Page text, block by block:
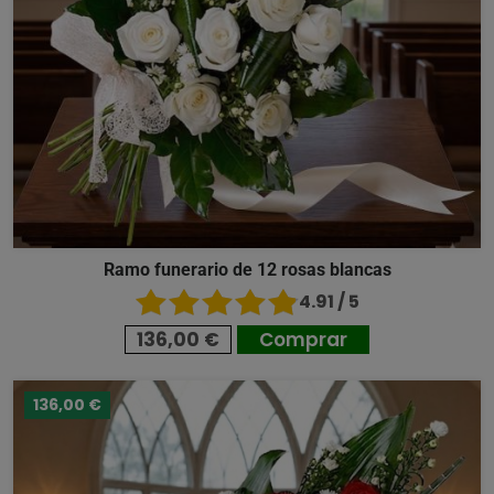
Ramo funerario de 12 rosas blancas
4.91 / 5
136,00 € Comprar
136,00 €